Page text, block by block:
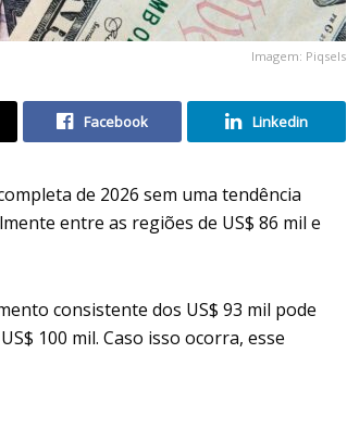
Imagem: Piqsels
Facebook Linkedin
de 2026 sem uma tendência
entre as regiões de US$ 86 mil e
consistente dos US$ 93 mil pode
100 mil. Caso isso ocorra, esse